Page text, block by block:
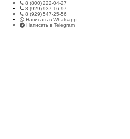
8 (800) 222-04-27
8 (929) 937-16-97
8 (929) 547-25-56
Написать в Whatsapp
Написать в Telegram